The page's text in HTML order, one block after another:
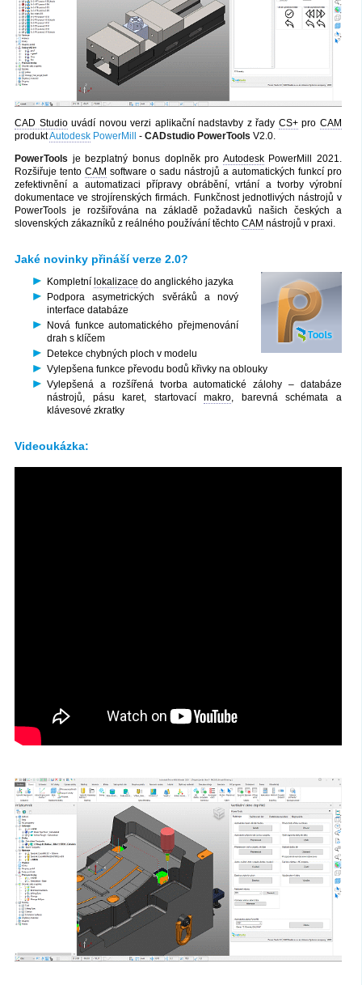
CAD Studiouvádí novou verzi aplikační nadstavby z řady CS+proCAM
produktAutodesk PowerMill - CADstudio PowerTools V2.0.
PowerTools je bezplatný bonus doplněk pro AutodeskPowerMill 2021.
Rozšiřuje tento CAM software o sadu nástrojů a automatických funkcí pro
zefektivnění a automatizaci přípravy obrábění, vrtání a tvorby výrobní
dokumentace ve strojírenských firmách. Funkčnost jednotlivých nástrojů v
PowerTools je rozšiřována na základě požadavků našich českých a
slovenských zákazníků z reálného používání těchto CAM nástrojů v praxi.
Jaké novinky přináší verze 2.0?
Kompletní lokalizace do anglického jazyka
Podpora asymetrických svěráků a nový
interface databáze
Nová funkce automatického přejmenování
drah s klíčem
Detekce chybných ploch v modelu
Vylepšena funkce převodu bodů křivky na oblouky
Vylepšená a rozšířená tvorba automatické zálohy – databáze
nástrojů, pásu karet, startovacímakro , barevná schémata a
klávesové zkratky
Videoukázka: